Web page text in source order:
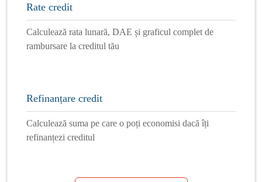
Rate credit
Calculează rata lunară, DAE și graficul complet de
rambursare la creditul tău
Refinanțare credit
Calculează suma pe care o poți economisi dacă îți
refinanțezi creditul